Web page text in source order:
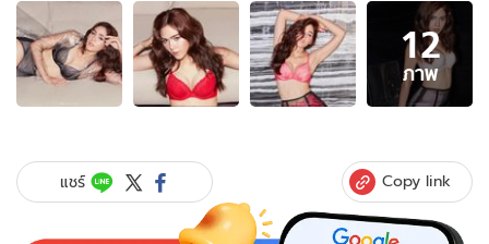
อัลบั้ม
ภาพ
12
ภาพ
ของ
นี่?
ชมพู่
12
ภาพ
แชร์ Copy link